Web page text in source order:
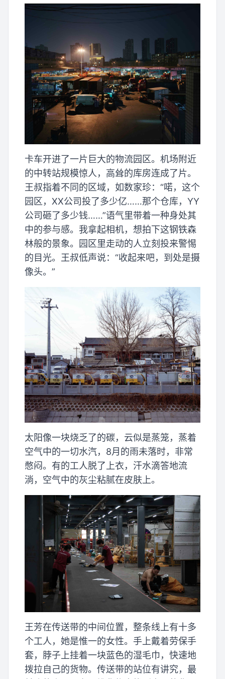
卡车开进了一片巨大的物流园区。机场附近
的中转站规模惊人，高耸的库房连成了片。
王叔指着不同的区域，如数家珍：“喏，这个
园区，XX公司投了多少亿……那个仓库，YY
公司砸了多少钱……”语气里带着一种身处其
中的参与感。我拿起相机，想拍下这钢铁森
林般的景象。园区里走动的人立刻投来警惕
的目光。王叔低声说：“收起来吧，到处是摄
像头。”
太阳像一块烧乏了的碳，云似是蒸笼，蒸着
空气中的一切水汽，8月的雨未落时，非常
憋闷。有的工人脱了上衣，汗水滴答地流
淌，空气中的灰尘粘腻在皮肤上。
王芳在传送带的中间位置，整条线上有十多
个工人，她是惟一的女性。手上戴着劳保手
套，脖子上挂着一块蓝色的湿毛巾，快速地
拨拉自己的货物。传送带的站位有讲究，最